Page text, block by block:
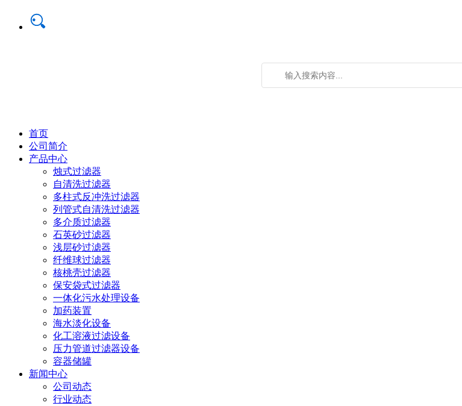
首页
公司简介
产品中心
烛式过滤器
自清洗过滤器
多柱式反冲洗过滤器
列管式自清洗过滤器
多介质过滤器
石英砂过滤器
浅层砂过滤器
纤维球过滤器
核桃壳过滤器
保安袋式过滤器
一体化污水处理设备
加药装置
海水淡化设备
化工溶液过滤设备
压力管道过滤器设备
容器储罐
新闻中心
公司动态
行业动态